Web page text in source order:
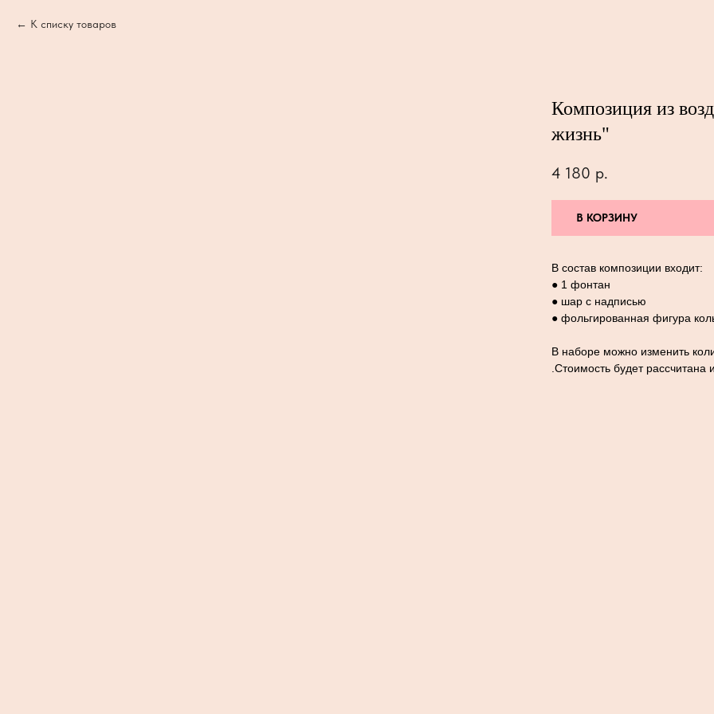
К списку товаров
Композиция из
жизнь"
4 180 р.
В КОРЗИНУ
В состав композиции входит:
● 1 фонтан
● шар с надписью
● фольгированная фигура
В наборе можно изменить
.Стоимость будет рассчитана